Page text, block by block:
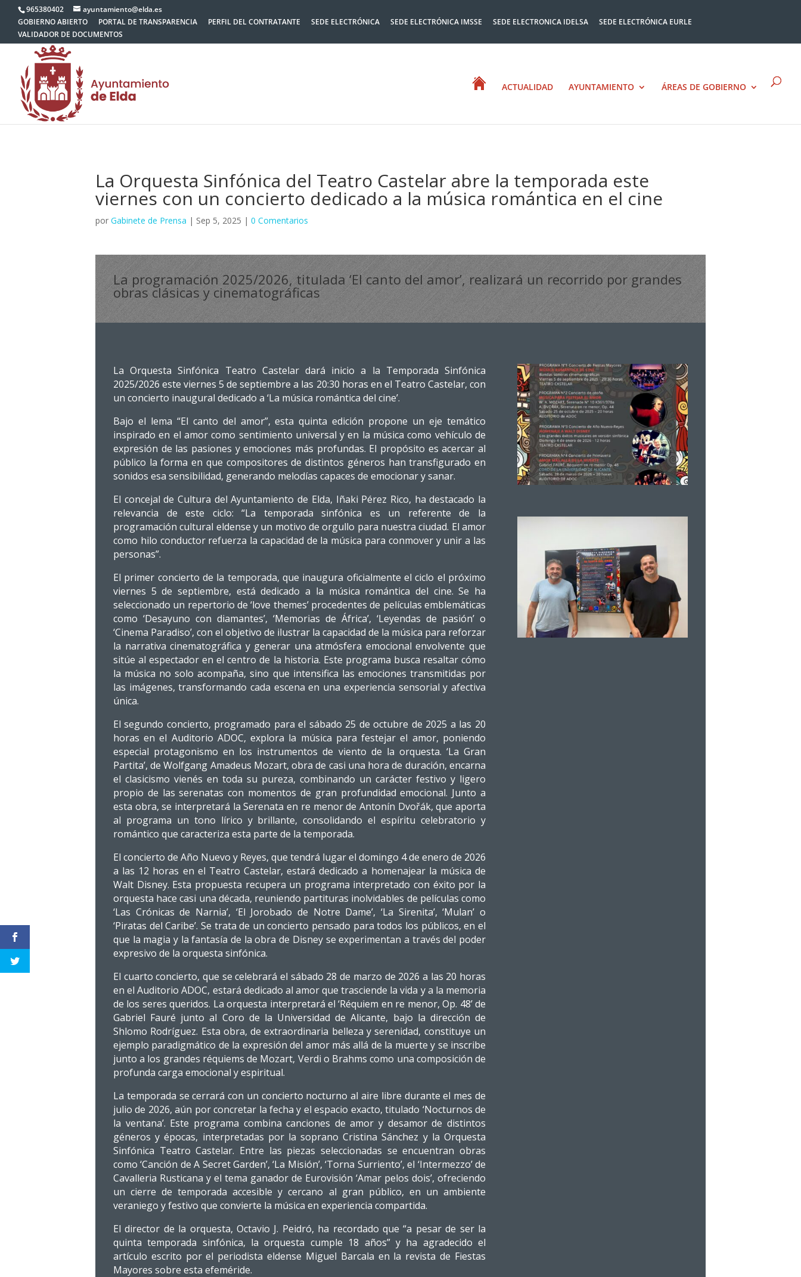
965380402
ayuntamiento@elda.es
GOBIERNO ABIERTO
PORTAL DE TRANSPARENCIA PERFIL DEL CONTRATANTE SEDE ELECTRÓNICA SEDE ELECTRÓNICA IMSSE SEDE ELECTRONICA IDELSA
SEDE ELECTRÓNICA EURLE
VALIDADOR DE DOCUMENTOS
ACTUALIDAD AYUNTAMIENTO ÁREAS DE GOBIERNO
La Orquesta Sinfónica del Teatro Castelar abre la temporada este
viernes con un concierto dedicado a la música romántica en el cine
por Gabinete de Prensa | Sep 5, 2025 | 0 Comentarios
La programación 2025/2026, titulada ‘El canto del amor’, realizará un recorrido por grandes
obras clásicas y cinematográficas
La Orquesta Sinfónica Teatro Castelar dará inicio a la Temporada Sinfónica
2025/2026 este viernes 5 de septiembre a las 20:30 horas en el Teatro Castelar, con
un concierto inaugural dedicado a ‘La música romántica del cine’.
Bajo el lema “El canto del amor”, esta quinta edición propone un eje temático
inspirado en el amor como sentimiento universal y en la música como vehículo de
expresión de las pasiones y emociones más profundas. El propósito es acercar al
público la forma en que compositores de distintos géneros han transfigurado en
sonidos esa sensibilidad, generando melodías capaces de emocionar y sanar.
El concejal de Cultura del Ayuntamiento de Elda, Iñaki Pérez Rico, ha destacado la
relevancia de este ciclo: “La temporada sinfónica es un referente de la
programación cultural eldense y un motivo de orgullo para nuestra ciudad. El amor
como hilo conductor refuerza la capacidad de la música para conmover y unir a las
personas”.
El primer concierto de la temporada, que inaugura oficialmente el ciclo el próximo
viernes 5 de septiembre, está dedicado a la música romántica del cine. Se ha
seleccionado un repertorio de ‘love themes’ procedentes de películas emblemáticas
como ‘Desayuno con diamantes’, ‘Memorias de África’, ‘Leyendas de pasión’ o
‘Cinema Paradiso’, con el objetivo de ilustrar la capacidad de la música para reforzar
la narrativa cinematográfica y generar una atmósfera emocional envolvente que
sitúe al espectador en el centro de la historia. Este programa busca resaltar cómo
la música no solo acompaña, sino que intensifica las emociones transmitidas por
las imágenes, transformando cada escena en una experiencia sensorial y afectiva
única.
El segundo concierto, programado para el sábado 25 de octubre de 2025 a las 20
horas en el Auditorio ADOC, explora la música para festejar el amor, poniendo
especial protagonismo en los instrumentos de viento de la orquesta. ‘La Gran
Partita’, de Wolfgang Amadeus Mozart, obra de casi una hora de duración, encarna
el clasicismo vienés en toda su pureza, combinando un carácter festivo y ligero
propio de las serenatas con momentos de gran profundidad emocional. Junto a
esta obra, se interpretará la Serenata en re menor de Antonín Dvořák, que aporta
al programa un tono lírico y brillante, consolidando el espíritu celebratorio y
romántico que caracteriza esta parte de la temporada.
El concierto de Año Nuevo y Reyes, que tendrá lugar el domingo 4 de enero de 2026
a las 12 horas en el Teatro Castelar, estará dedicado a homenajear la música de
Walt Disney. Esta propuesta recupera un programa interpretado con éxito por la
orquesta hace casi una década, reuniendo partituras inolvidables de películas como
‘Las Crónicas de Narnia’, ‘El Jorobado de Notre Dame’, ‘La Sirenita’, ‘Mulan’ o
‘Piratas del Caribe’. Se trata de un concierto pensado para todos los públicos, en el
que la magia y la fantasía de la obra de Disney se experimentan a través del poder
expresivo de la orquesta sinfónica.
El cuarto concierto, que se celebrará el sábado 28 de marzo de 2026 a las 20 horas
en el Auditorio ADOC, estará dedicado al amor que trasciende la vida y a la memoria
de los seres queridos. La orquesta interpretará el ‘Réquiem en re menor, Op. 48’ de
Gabriel Fauré junto al Coro de la Universidad de Alicante, bajo la dirección de
Shlomo Rodríguez. Esta obra, de extraordinaria belleza y serenidad, constituye un
ejemplo paradigmático de la expresión del amor más allá de la muerte y se inscribe
junto a los grandes réquiems de Mozart, Verdi o Brahms como una composición de
profunda carga emocional y espiritual.
La temporada se cerrará con un concierto nocturno al aire libre durante el mes de
julio de 2026, aún por concretar la fecha y el espacio exacto, titulado ‘Nocturnos de
la ventana’. Este programa combina canciones de amor y desamor de distintos
géneros y épocas, interpretadas por la soprano Cristina Sánchez y la Orquesta
Sinfónica Teatro Castelar. Entre las piezas seleccionadas se encuentran obras
como ‘Canción de A Secret Garden’, ‘La Misión’, ‘Torna Surriento’, el ‘Intermezzo’ de
Cavalleria Rusticana y el tema ganador de Eurovisión ‘Amar pelos dois’, ofreciendo
un cierre de temporada accesible y cercano al gran público, en un ambiente
veraniego y festivo que convierte la música en experiencia compartida.
El director de la orquesta, Octavio J. Peidró, ha recordado que “a pesar de ser la
quinta temporada sinfónica, la orquesta cumple 18 años” y ha agradecido el
artículo escrito por el periodista eldense Miguel Barcala en la revista de Fiestas
Mayores sobre esta efeméride.